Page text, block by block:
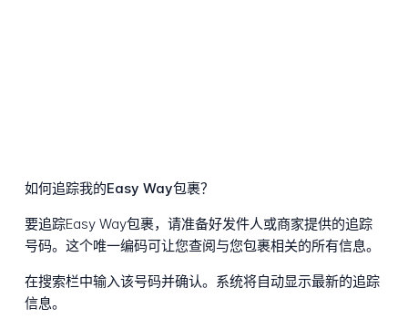
如何追踪我的Easy Way包裹？
要追踪Easy Way包裹，请准备好发件人或商家提供的追踪
号码。这个唯一编码可让您查阅与您包裹相关的所有信息。
在搜索栏中输入该号码并确认。系统将自动显示最新的追踪
信息。